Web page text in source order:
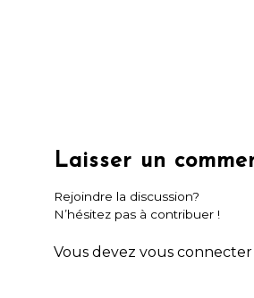
Laisser un
Rejoindre la discussion?
N’hésitez pas à contribuer !
Vous devez vous connecter